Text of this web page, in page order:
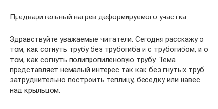
Предварительный нагрев деформируемого участка
Здравствуйте уважаемые читатели. Сегодня расскажу о
том, как согнуть трубу без трубогиба и с трубогибом, и о
том, как согнуть полипропиленовую трубу. Тема
представляет немалый интерес так как без гнутых труб
затруднительно построить теплицу, беседку или навес
над крыльцом.